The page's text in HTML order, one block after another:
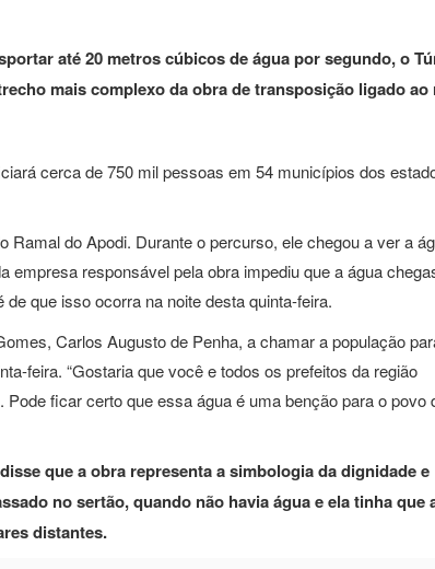
até 20 metros cúbicos de água por segundo, o
mais complexo da obra de transposição ligado ao
cerca de 750 mil pessoas em 54 municípios dos
do Apodi. Durante o percurso, ele chegou a ver a
empresa responsável pela obra impediu que a água
que isso ocorra na noite desta quinta-feira.
Carlos Augusto de Penha, a chamar a população
feira. “Gostaria que você e todos os prefeitos da região
ficar certo que essa água é uma benção para o povo
que a obra representa a simbologia da dignidade e
no sertão, quando não havia água e ela tinha que
distantes.